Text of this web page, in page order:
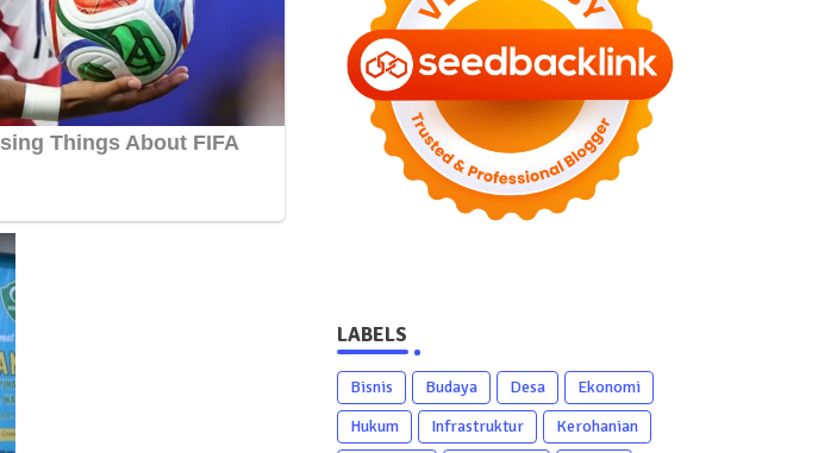
LABELS
Bisnis Budaya Desa
Ekonomi
Hukum
Infrastruktur
Kerohanian